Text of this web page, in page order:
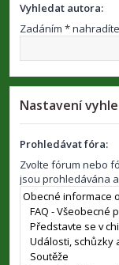
Vyhledat autora:
Zadáním *
Nastavení
Prohledávat fóra:
Zvolte fórum nebo
jsou prohledávána